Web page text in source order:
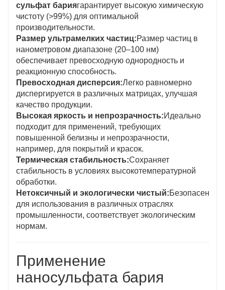
сульфат бариягарантирует высокую химическую
чистоту (>99%) для оптимальной
производительности.
Размер ультрамелких частиц:Размер частиц в
нанометровом диапазоне (20–100 нм)
обеспечивает превосходную однородность и
реакционную способность.
Превосходная дисперсия:Легко равномерно
диспергируется в различных матрицах, улучшая
качество продукции.
Высокая яркость и непрозрачность:Идеально
подходит для применений, требующих
повышенной белизны и непрозрачности,
например, для покрытий и красок.
Термическая стабильность:Сохраняет
стабильность в условиях высокотемпературной
обработки.
Нетоксичный и экологически чистый:Безопасен
для использования в различных отраслях
промышленности, соответствует экологическим
нормам.
Применение
наносульфата бария